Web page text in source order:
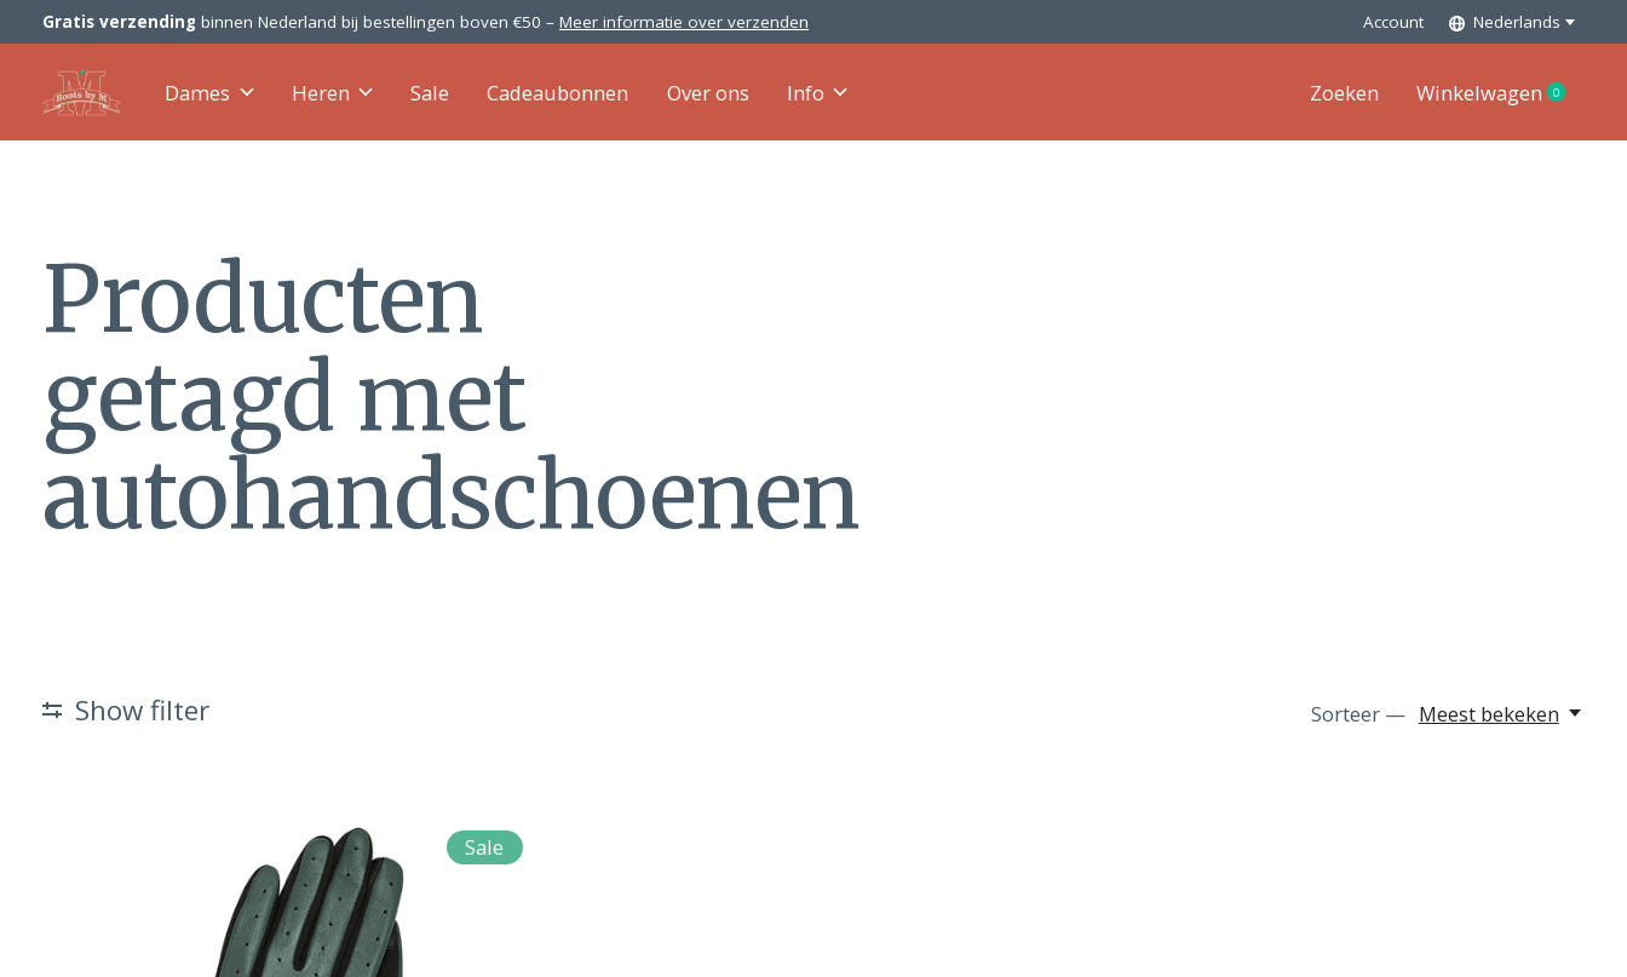
Gratis verzending binnen Nederland bij bestellingen boven €50 – Meer informatie over verzenden Account Nederlands
Dames Heren Sale Cadeaubonnen Over ons Info Zoeken Winkelwagen 0items
Producten
getagd met
autohandschoenen
Show filter Sorteer — Meest bekeken
Sale